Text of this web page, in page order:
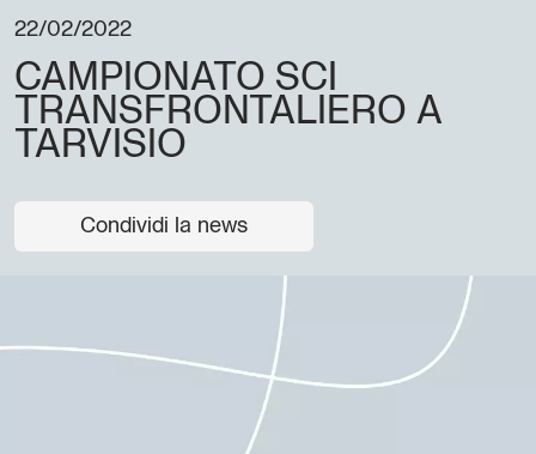
22/02/2022
CAMPIONATO SCI
TRANSFRONTALIERO A
TARVISIO
Condividi la news